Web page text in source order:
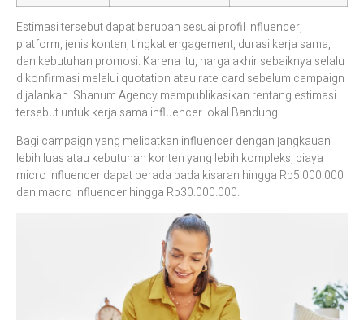
Estimasi tersebut dapat berubah sesuai profil influencer,
platform, jenis konten, tingkat engagement, durasi kerja sama,
dan kebutuhan promosi. Karena itu, harga akhir sebaiknya selalu
dikonfirmasi melalui quotation atau rate card sebelum campaign
dijalankan. Shanum Agency mempublikasikan rentang estimasi
tersebut untuk kerja sama influencer lokal Bandung.
Bagi campaign yang melibatkan influencer dengan jangkauan
lebih luas atau kebutuhan konten yang lebih kompleks, biaya
micro influencer dapat berada pada kisaran hingga Rp5.000.000
dan macro influencer hingga Rp30.000.000.